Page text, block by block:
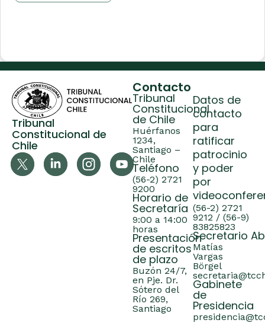
Tribunal
Constitucional de
Chile
Contacto
Tribunal
Constitucional
de Chile
Huérfanos
1234,
Santiago –
Chile
Teléfono
(56-2) 2721
9200
Horario de
Secretaría
9:00 a 14:00
horas
Presentación
de escritos
de plazo
Buzón 24/7,
en Pje. Dr.
Sótero del
Río 269,
Santiago
Datos de
contacto
para
ratificar
patrocinio
y poder
por
(56-2) 2721
9212 / (56-9)
83825823
Secretario
Matías
Vargas
Börgel
Gabinete
de
Presidencia